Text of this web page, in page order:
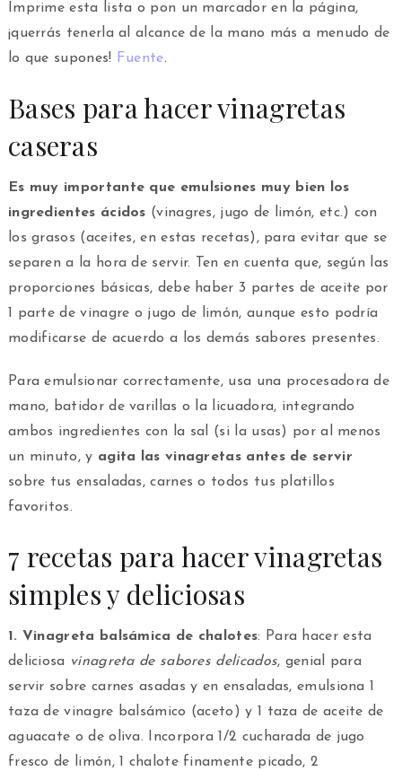
Imprime esta lista o pon un marcador en la página,
¡querrás tenerla al alcance de la mano más a menudo de
lo que supones! Fuente.
Bases para hacer vinagretas
caseras
Es muy importante que emulsiones muy bien los
ingredientes ácidos (vinagres, jugo de limón, etc.) con
los grasos (aceites, en estas recetas), para evitar que se
separen a la hora de servir. Ten en cuenta que, según las
proporciones básicas, debe haber 3 partes de aceite por
1 parte de vinagre o jugo de limón, aunque esto podría
modificarse de acuerdo a los demás sabores presentes.
Para emulsionar correctamente, usa una procesadora de
mano, batidor de varillas o la licuadora, integrando
ambos ingredientes con la sal (si la usas) por al menos
un minuto, y agita las vinagretas antes de servir
sobre tus ensaladas, carnes o todos tus platillos
favoritos.
7 recetas para hacer vinagretas
simples y deliciosas
1. Vinagreta balsámica de chalotes: Para hacer esta
deliciosa vinagreta de sabores delicados, genial para
servir sobre carnes asadas y en ensaladas, emulsiona 1
taza de vinagre balsámico (aceto) y 1 taza de aceite de
aguacate o de oliva. Incorpora 1/2 cucharada de jugo
fresco de limón, 1 chalote finamente picado, 2